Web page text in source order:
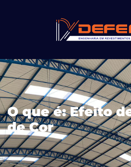
O que é: Efeito
de Cor